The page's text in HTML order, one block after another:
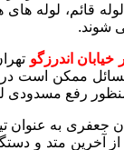
قائم، لوله
شوند.
خیابان اندرزگو
ممکن است
رفع مسدودی
جعفری به
از آخرین متد